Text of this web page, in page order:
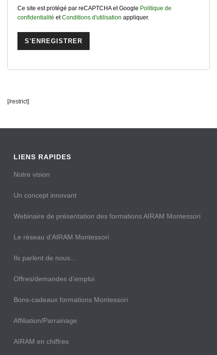
Ce site est protégé par reCAPTCHA et Google Politique de
confidentialité etConditions d'utilisation appliquer.
[/restrict]
LIENS RAPIDES
Notre vision
Un concept innovant
Webinaire de présentation des formations AIRAM Montessori
Le réseau d’AIRAM Montessori
Ils parlent de nous…
Offres/demandes d’emploi
Bons-cadeaux formations Montessori
Affiliation/Parrainage
AIRAM en chiffres